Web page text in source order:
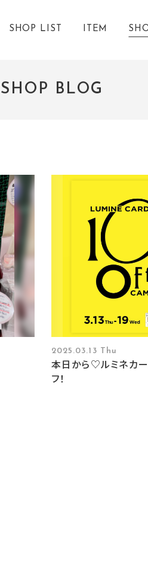
SHOP LIST ITEM
SHOP BLOG
2025.03.13 Thu
本日から♡ルミネカ
フ！